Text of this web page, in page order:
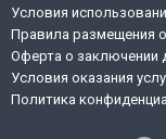
Условия
Правила размещения
Оферта о заключении
Условия оказания
Политика